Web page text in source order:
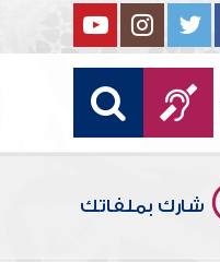
شارك بملفاتك